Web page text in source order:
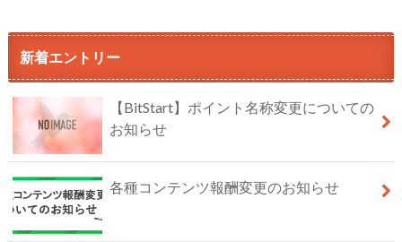
新着エントリー
【BitStart】ポイント名称変更についての
お知らせ
各種コンテンツ報酬変更のお知らせ